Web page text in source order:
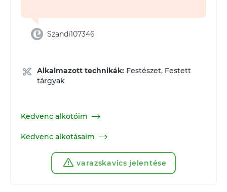
Szandi107346
Alkalmazott technikák: Festészet, Festett
tárgyak
Kedvenc alkotóim
Kedvenc alkotásaim
varazskavics jelentése